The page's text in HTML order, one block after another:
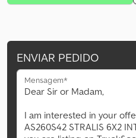
ENVIAR PEDIDO
Mensagem*